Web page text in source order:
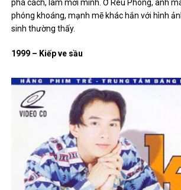
phá cách, làm mới mình. Ở Rêu Phong, anh
phóng khoáng, mạnh mẽ khác hắn với hình
sinh thường thấy.
1999 – Kiếp ve sầu